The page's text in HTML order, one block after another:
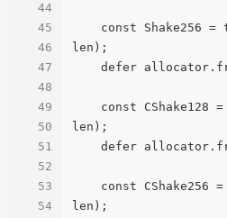
44
45
46
47
48
49
50
51
52
53
54
len);
len);
len);